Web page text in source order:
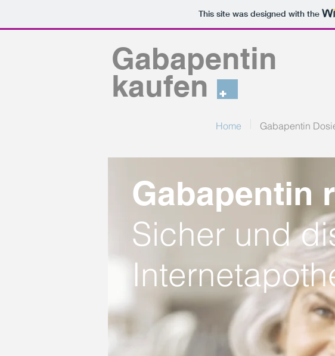
This site was designed with the
Gabapentin
kaufen
Home Gabapentin
Gabapentin
Sicher und